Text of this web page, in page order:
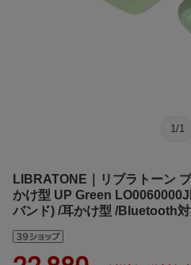
1 /1
LIBRATONE｜リブラトーン
かけ型 UP Green
バンド) /耳かけ型 /Bluetooth